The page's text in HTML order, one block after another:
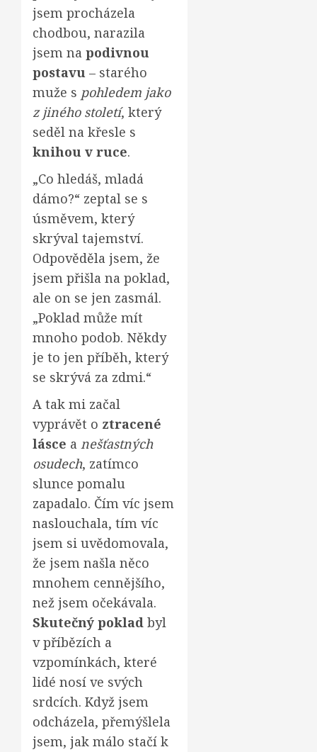
jsem procházela
chodbou, narazila
jsem na podivnou
postavu – starého
muže s pohledem jako
z jiného století, který
seděl na křesle s
knihou v ruce.
„Co hledáš, mladá
dámo?“ zeptal se s
úsměvem, který
skrýval tajemství.
Odpověděla jsem, že
jsem přišla na poklad,
ale on se jen zasmál.
„Poklad může mít
mnoho podob. Někdy
je to jen příběh, který
se skrývá za zdmi.“
A tak mi začal
vyprávět o ztracené
lásce a nešťastných
osudech, zatímco
slunce pomalu
zapadalo. Čím víc jsem
naslouchala, tím víc
jsem si uvědomovala,
že jsem našla něco
mnohem cennějšího,
než jsem očekávala.
Skutečný poklad byl
v příbězích a
vzpomínkách, které
lidé nosí ve svých
srdcích. Když jsem
odcházela, přemýšlela
jsem, jak málo stačí k